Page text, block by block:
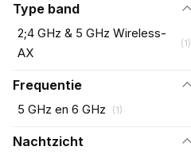
Type band
2;4 GHz & 5 GHz Wireless-
AX
(1)
Frequentie
5 GHz en 6 GHz (1)
Nachtzicht